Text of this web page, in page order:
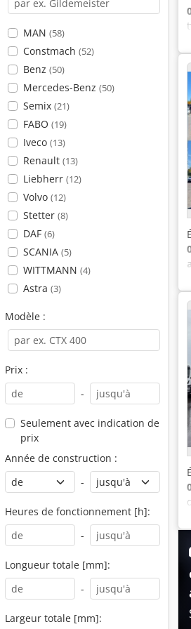
MAN (58)
Constmach (52)
Benz (50)
Mercedes-Benz (50)
Semix (21)
FABO (19)
Iveco (13)
Renault (13)
Liebherr (12)
Volvo (12)
Stetter (8)
DAF (6)
SCANIA (5)
WITTMANN (4)
Astra (3)
Modèle :
Prix :
-
Seulement avec indication de
prix
Année de construction :
-
Heures de fonctionnement [h]:
-
Longueur totale [mm]:
-
Largeur totale [mm]: